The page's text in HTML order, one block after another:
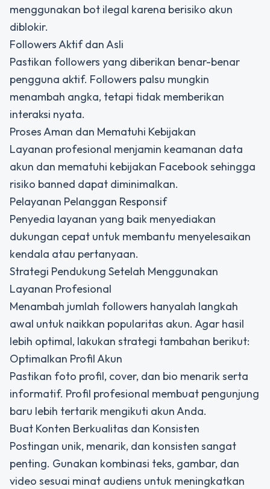
menggunakan bot ilegal karena berisiko akun
diblokir.
Followers Aktif dan Asli
Pastikan followers yang diberikan benar-benar
pengguna aktif. Followers palsu mungkin
menambah angka, tetapi tidak memberikan
interaksi nyata.
Proses Aman dan Mematuhi Kebijakan
Layanan profesional menjamin keamanan data
akun dan mematuhi kebijakan Facebook sehingga
risiko banned dapat diminimalkan.
Pelayanan Pelanggan Responsif
Penyedia layanan yang baik menyediakan
dukungan cepat untuk membantu menyelesaikan
kendala atau pertanyaan.
Strategi Pendukung Setelah Menggunakan
Layanan Profesional
Menambah jumlah followers hanyalah langkah
awal untuk naikkan popularitas akun. Agar hasil
lebih optimal, lakukan strategi tambahan berikut:
Optimalkan Profil Akun
Pastikan foto profil, cover, dan bio menarik serta
informatif. Profil profesional membuat pengunjung
baru lebih tertarik mengikuti akun Anda.
Buat Konten Berkualitas dan Konsisten
Postingan unik, menarik, dan konsisten sangat
penting. Gunakan kombinasi teks, gambar, dan
video sesuai minat audiens untuk meningkatkan